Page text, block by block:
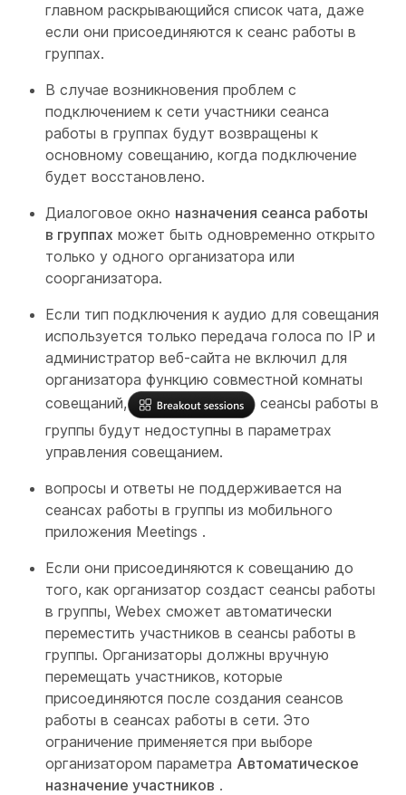
главном раскрывающийся список чата, даже
если они присоединяются к сеанс работы в
группах.
В случае возникновения проблем с
подключением к сети участники сеанса
работы в группах будут возвращены к
основному совещанию, когда подключение
будет восстановлено.
Диалоговое окно назначения сеанса работы
в группах может быть одновременно открыто
только у одного организатора или
соорганизатора.
Если тип подключения к аудио для совещания
используется только передача голоса по IP и
администратор веб-сайта не включил для
организатора функцию совместной комнаты
совещаний,
сеансы работы в
группы будут недоступны в параметрах
управления совещанием.
вопросы и ответы не поддерживается на
сеансах работы в группы из мобильного
приложения Meetings .
Если они присоединяются к совещанию до
того, как организатор создаст сеансы работы
в группы, Webex сможет автоматически
переместить участников в сеансы работы в
группы. Организаторы должны вручную
перемещать участников, которые
присоединяются после создания сеансов
работы в сеансах работы в сети. Это
ограничение применяется при выборе
организатором параметра Автоматическое
назначение участников .